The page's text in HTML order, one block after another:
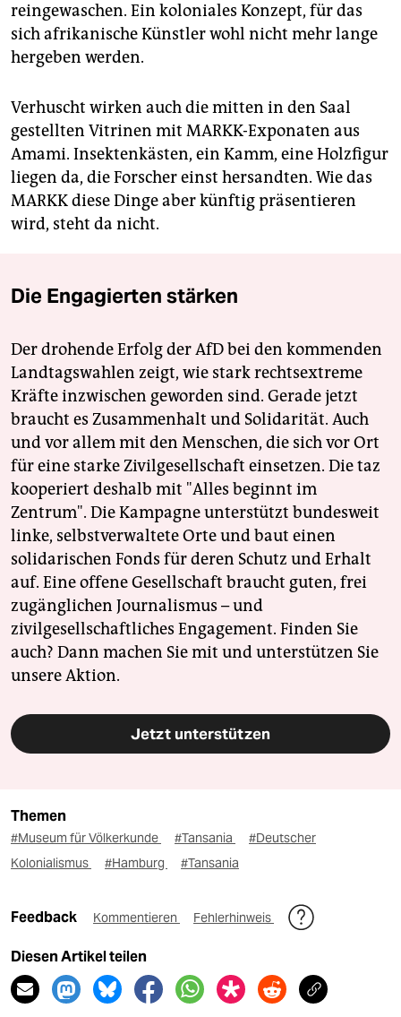
reingewaschen. Ein koloniales Konzept, für das
sich afrikanische Künstler wohl nicht mehr lange
hergeben werden.
Verhuscht wirken auch die mitten in den Saal
gestellten Vitrinen mit MARKK-Exponaten aus
Amami. Insektenkästen, ein Kamm, eine Holzfigur
liegen da, die Forscher einst hersandten. Wie das
MARKK diese Dinge aber künftig präsentieren
wird, steht da nicht.
Die Engagierten stärken
Der drohende Erfolg der AfD bei den kommenden
Landtagswahlen zeigt, wie stark rechtsextreme
Kräfte inzwischen geworden sind. Gerade jetzt
braucht es Zusammenhalt und Solidarität. Auch
und vor allem mit den Menschen, die sich vor Ort
für eine starke Zivilgesellschaft einsetzen. Die taz
kooperiert deshalb mit "Alles beginnt im
Zentrum". Die Kampagne unterstützt bundesweit
linke, selbstverwaltete Orte und baut einen
solidarischen Fonds für deren Schutz und Erhalt
auf. Eine offene Gesellschaft braucht guten, frei
zugänglichen Journalismus – und
zivilgesellschaftliches Engagement. Finden Sie
auch? Dann machen Sie mit und unterstützen Sie
unsere Aktion.
Jetzt unterstützen
Themen
#Museum für Völkerkunde #Tansania
#Deutscher
Kolonialismus
#Hamburg #Tansania
Feedback Kommentieren Fehlerhinweis
Diesen Artikel teilen